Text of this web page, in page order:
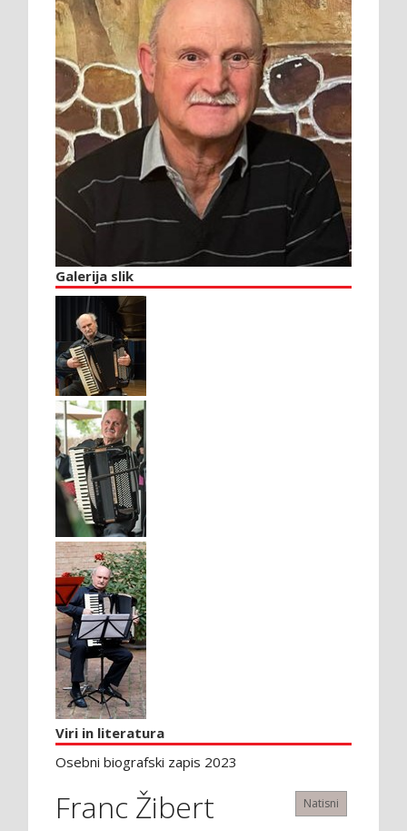
Galerija slik
Viri in literatura
Osebni biografski zapis 2023
Natisni
Franc Žibert